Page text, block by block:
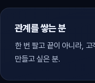
관계를 쌓는 분
한 번 팔고 끝이 아니라,
만들고 싶은 분.